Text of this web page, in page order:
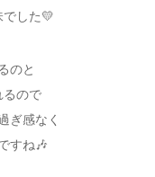
した💛
のと
るので
ぎ感なく
すね🎶